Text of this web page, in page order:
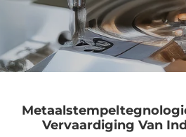
FAQ
Vervaardiging Van